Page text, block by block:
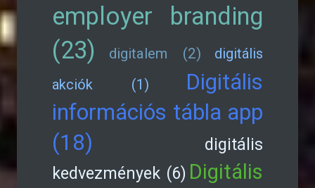
employer branding
(23)
digitalem (2)
digitális
akciók (1)
Digitális
információs tábla app
(18)
digitális
kedvezmények (6) Digitális